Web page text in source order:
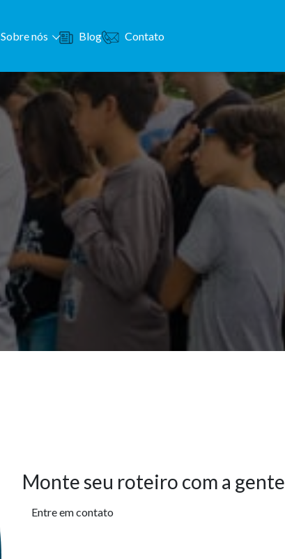
Sobre nós Blog Contato
Monte seu roteiro com a gente
Entre em contato